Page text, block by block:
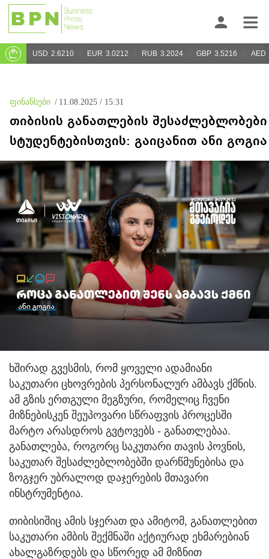
USD 2.6210 EUR 3.0212 RUB 3.2024 GBP 3.5216 AED
ფინანსები / 11.08.2025 / 15:31
თიბისის განათლების შესაძლებლობები
სტუდენტებისთვის: გაიცანით ანი გოგია
ხშირად გვესმის, რომ ყოველი ადამიანი
საკუთარი ცხოვრების პერსონალურ ამბავს ქმნის.
ამ გზის ერთგული მეგზური, რომელიც ჩვენი
მიზნებისკენ შეუპოვარი სწრაფვის პროცესში
მარტო არასდროს გვტოვებს - განათლებაა.
განათლება, როგორც საკუთარი თავის პოვნის,
საკუთარ შესაძლებლობებში დარწმუნებისა და
ზოგჯერ უბრალოდ დაჯერების მთავარი
ინსტრუმენტია.
თიბისიშიც ამის სჯერათ და ამიტომ, განათლებით
საკუთარი ამბის შექმნაში აქტიურად ეხმარებიან
ახალგაზრდებს და სწორედ ამ მიზნით